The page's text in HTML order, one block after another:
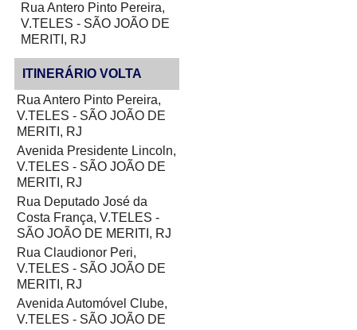
Rua Antero Pinto Pereira,
V.TELES - SÃO JOÃO DE
MERITI, RJ
ITINERÁRIO VOLTA
Rua Antero Pinto Pereira,
V.TELES - SÃO JOÃO DE
MERITI, RJ
Avenida Presidente Lincoln,
V.TELES - SÃO JOÃO DE
MERITI, RJ
Rua Deputado José da
Costa França, V.TELES -
SÃO JOÃO DE MERITI, RJ
Rua Claudionor Peri,
V.TELES - SÃO JOÃO DE
MERITI, RJ
Avenida Automóvel Clube,
V.TELES - SÃO JOÃO DE